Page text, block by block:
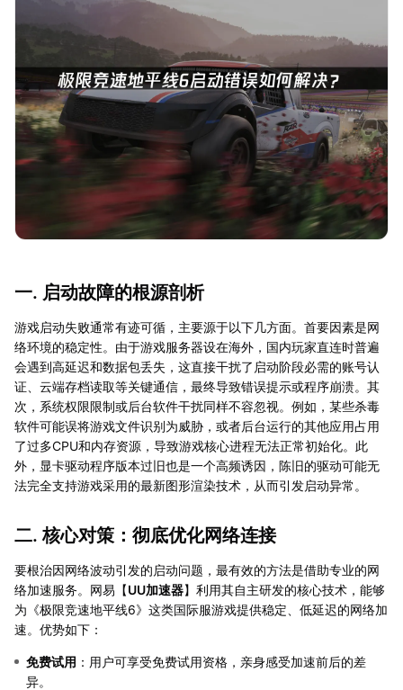
一. 启动故障的根源剖析
游戏启动失败通常有迹可循，主要源于以下几方面。首要因素是网
络环境的稳定性。由于游戏服务器设在海外，国内玩家直连时普遍
会遇到高延迟和数据包丢失，这直接干扰了启动阶段必需的账号认
证、云端存档读取等关键通信，最终导致错误提示或程序崩溃。其
次，系统权限限制或后台软件干扰同样不容忽视。例如，某些杀毒
软件可能误将游戏文件识别为威胁，或者后台运行的其他应用占用
了过多CPU和内存资源，导致游戏核心进程无法正常初始化。此
外，显卡驱动程序版本过旧也是一个高频诱因，陈旧的驱动可能无
法完全支持游戏采用的最新图形渲染技术，从而引发启动异常。
二. 核心对策：彻底优化网络连接
要根治因网络波动引发的启动问题，最有效的方法是借助专业的网
络加速服务。网易【UU加速器】利用其自主研发的核心技术，能够
为《极限竞速地平线6》这类国际服游戏提供稳定、低延迟的网络加
速。优势如下：
免费试用 ：用户可享受免费试用资格，亲身感受加速前后的差
异。